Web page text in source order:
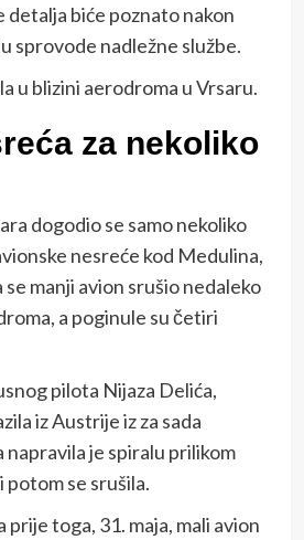
detalja biće poznato nakon
sprovode nadležne službe.
u blizini aerodroma u Vrsaru.
za nekoliko
dogodio se samo nekoliko
nesreće kod Medulina,
manji avion srušio nedaleko
a poginule su četiri
pilota Nijaza Delića,
iz Austrije iz za sada
je spiralu prilikom
potom se srušila.
prije toga, 31. maja, mali avion